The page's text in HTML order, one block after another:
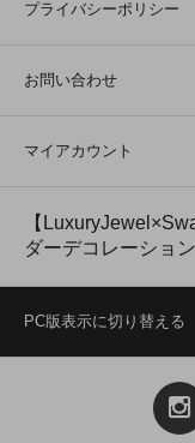
プライバシーポリシー
お問い合わせ
マイアカウント
【
ダーデコレーション
PC版表示に切り替える